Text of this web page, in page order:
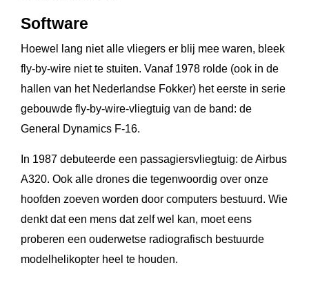
Software
Hoewel lang niet alle vliegers er blij mee waren, bleek
fly-by-wire niet te stuiten. Vanaf 1978 rolde (ook in de
hallen van het Nederlandse Fokker) het eerste in serie
gebouwde fly-by-wire-vliegtuig van de band: de
General Dynamics F-16.
In 1987 debuteerde een passagiersvliegtuig: de Airbus
A320. Ook alle drones die tegenwoordig over onze
hoofden zoeven worden door computers bestuurd. Wie
denkt dat een mens dat zelf wel kan, moet eens
proberen een ouderwetse radiografisch bestuurde
modelhelikopter heel te houden.